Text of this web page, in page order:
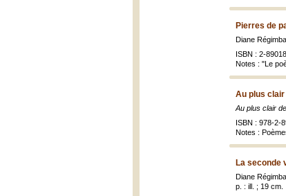
Pierres de
Diane
ISBN : 2-
Notes : "Le
Au plus clair
Au plus clair
ISBN : 978-2-
Notes :
La seconde
Diane
p. : ill. ; 19 cm.